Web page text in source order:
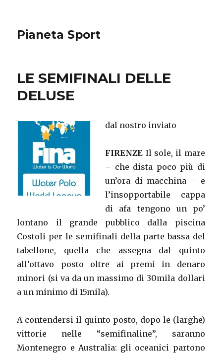
Pianeta Sport
LE SEMIFINALI DELLE
DELUSE
dal nostro inviato
FIRENZE Il sole, il mare
– che dista poco più di
un’ora di macchina – e
l’insopportabile cappa
di afa tengono un po’
lontano il grande pubblico dalla piscina
Costoli per le semifinali della parte bassa del
tabellone, quella che assegna dal quinto
all’ottavo posto oltre ai premi in denaro
minori (si va da un massimo di 30mila dollari
a un minimo di 15mila).
A contendersi il quinto posto, dopo le (larghe)
vittorie nelle “semifinaline”, saranno
Montenegro e Australia: gli oceanici partono